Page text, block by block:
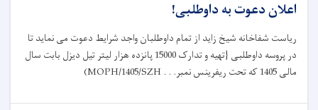
اعلان دعوت به داوطلبی!
ریاست شفاخانه شیخ زاید از تمام داوطلبان واجد شرایط دعوت می نماید تا
در پروسه داوطلبی {تهیه و تدارک 15000 پانزده هزار لیتر تیل دیزل بابت سال
مالی 1405 که تحت ریفرینس نمبر
(MOPH/1405/SZH . . .